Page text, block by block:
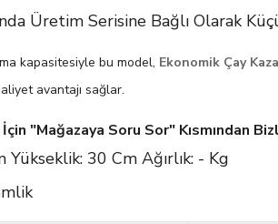
Üretim Serisine Bağlı Olarak
kapasitesiyle bu model, Ekonomik Çay
avantajı sağlar.
"Mağazaya Soru Sor" Kısmından
Yükseklik: 30 Cm Ağırlık: - Kg